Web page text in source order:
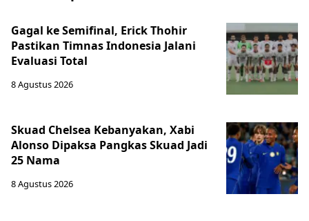
Gagal ke Semifinal, Erick Thohir
Pastikan Timnas Indonesia Jalani
Evaluasi Total
8 Agustus 2026
Skuad Chelsea Kebanyakan, Xabi
Alonso Dipaksa Pangkas Skuad Jadi
25 Nama
8 Agustus 2026